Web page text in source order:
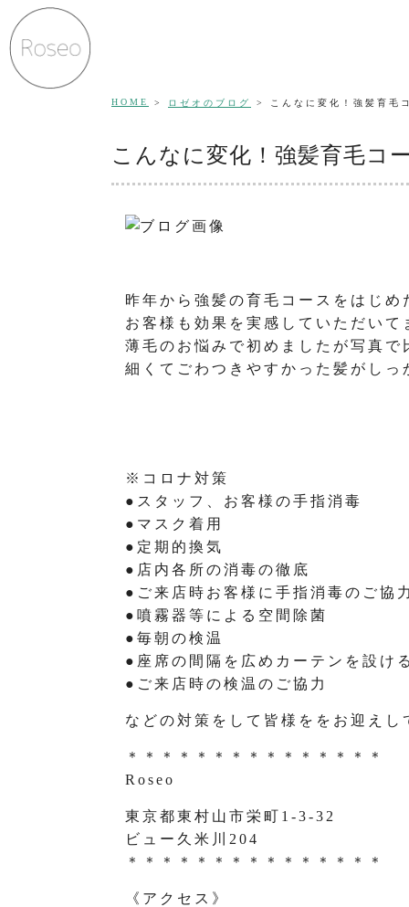
HOME ロゼオのブログ こんなに変化！強髪育毛
こんなに変化！強髪育毛コ
昨年から強髪の育毛コースをはじめ
お客様も効果を実感していただいて
薄毛のお悩みで初めましたが写真で
細くてごわつきやすかった髪がしっ
※コロナ対策
●スタッフ、お客様の手指消毒
●マスク着用
●定期的換気
●店内各所の消毒の徹底
●ご来店時お客様に手指消毒のご協力
●噴霧器等による空間除菌
●毎朝の検温
●座席の間隔を広めカーテンを設ける
●ご来店時の検温のご協力
などの対策をして皆様ををお迎えし
＊＊＊＊＊＊＊＊＊＊＊＊＊＊＊
Roseo
東京都東村山市栄町1-3-32
ビュー久米川204
＊＊＊＊＊＊＊＊＊＊＊＊＊＊＊
《アクセス》